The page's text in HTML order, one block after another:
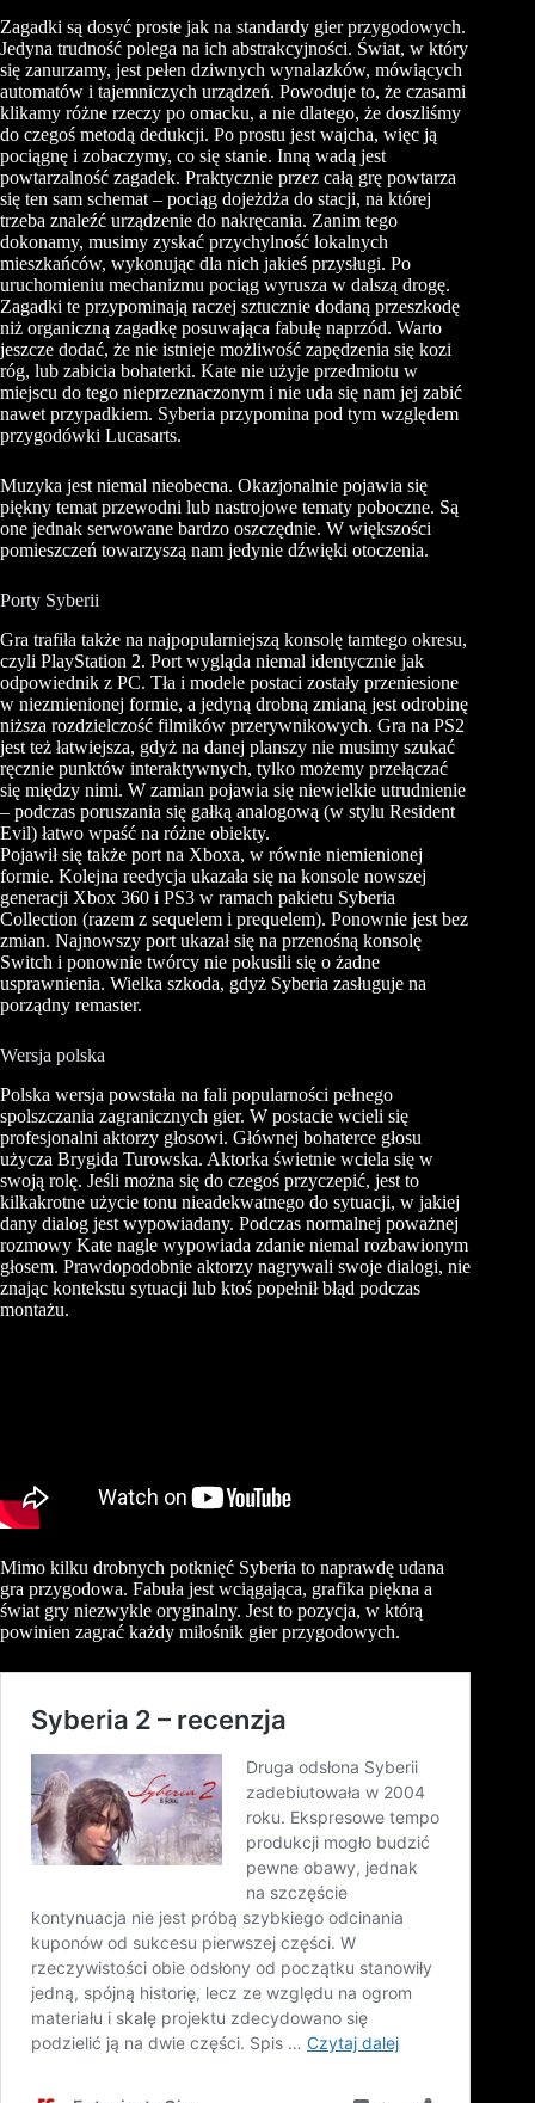
Zagadki są dosyć proste jak na standardy gier przygodowych.
Jedyna trudność polega na ich abstrakcyjności. Świat, w który
się zanurzamy, jest pełen dziwnych wynalazków, mówiących
automatów i tajemniczych urządzeń. Powoduje to, że czasami
klikamy różne rzeczy po omacku, a nie dlatego, że doszliśmy
do czegoś metodą dedukcji. Po prostu jest wajcha, więc ją
pociągnę i zobaczymy, co się stanie. Inną wadą jest
powtarzalność zagadek. Praktycznie przez całą grę powtarza
się ten sam schemat – pociąg dojeżdża do stacji, na której
trzeba znaleźć urządzenie do nakręcania. Zanim tego
dokonamy, musimy zyskać przychylność lokalnych
mieszkańców, wykonując dla nich jakieś przysługi. Po
uruchomieniu mechanizmu pociąg wyrusza w dalszą drogę.
Zagadki te przypominają raczej sztucznie dodaną przeszkodę
niż organiczną zagadkę posuwająca fabułę naprzód. Warto
jeszcze dodać, że nie istnieje możliwość zapędzenia się kozi
róg, lub zabicia bohaterki. Kate nie użyje przedmiotu w
miejscu do tego nieprzeznaczonym i nie uda się nam jej zabić
nawet przypadkiem. Syberia przypomina pod tym względem
przygodówki Lucasarts.
Muzyka jest niemal nieobecna. Okazjonalnie pojawia się
piękny temat przewodni lub nastrojowe tematy poboczne. Są
one jednak serwowane bardzo oszczędnie. W większości
pomieszczeń towarzyszą nam jedynie dźwięki otoczenia.
Porty Syberii
Gra trafiła także na najpopularniejszą konsolę tamtego okresu,
czyli PlayStation 2. Port wygląda niemal identycznie jak
odpowiednik z PC. Tła i modele postaci zostały przeniesione
w niezmienionej formie, a jedyną drobną zmianą jest odrobinę
niższa rozdzielczość filmików przerywnikowych. Gra na PS2
jest też łatwiejsza, gdyż na danej planszy nie musimy szukać
ręcznie punktów interaktywnych, tylko możemy przełączać
się między nimi. W zamian pojawia się niewielkie utrudnienie
– podczas poruszania się gałką analogową (w stylu Resident
Evil) łatwo wpaść na różne obiekty.
Pojawił się także port na Xboxa, w równie niemienionej
formie. Kolejna reedycja ukazała się na konsole nowszej
generacji Xbox 360 i PS3 w ramach pakietu Syberia
Collection (razem z sequelem i prequelem). Ponownie jest bez
zmian. Najnowszy port ukazał się na przenośną konsolę
Switch i ponownie twórcy nie pokusili się o żadne
usprawnienia. Wielka szkoda, gdyż Syberia zasługuje na
porządny remaster.
Wersja polska
Polska wersja powstała na fali popularności pełnego
spolszczania zagranicznych gier. W postacie wcieli się
profesjonalni aktorzy głosowi. Głównej bohaterce głosu
użycza Brygida Turowska. Aktorka świetnie wciela się w
swoją rolę. Jeśli można się do czegoś przyczepić, jest to
kilkakrotne użycie tonu nieadekwatnego do sytuacji, w jakiej
dany dialog jest wypowiadany. Podczas normalnej poważnej
rozmowy Kate nagle wypowiada zdanie niemal rozbawionym
głosem. Prawdopodobnie aktorzy nagrywali swoje dialogi, nie
znając kontekstu sytuacji lub ktoś popełnił błąd podczas
montażu.
Mimo kilku drobnych potknięć Syberia to naprawdę udana
gra przygodowa. Fabuła jest wciągająca, grafika piękna a
świat gry niezwykle oryginalny. Jest to pozycja, w którą
powinien zagrać każdy miłośnik gier przygodowych.